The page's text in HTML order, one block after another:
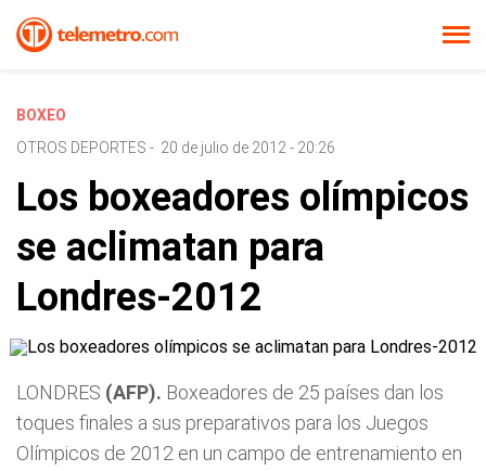
BOXEO
OTROS DEPORTES - 20 de julio de 2012 - 20:26
Los boxeadores olímpicos
se aclimatan para
Londres-2012
LONDRES (AFP). Boxeadores de 25 países dan los
toques finales a sus preparativos para los Juegos
Olímpicos de 2012 en un campo de entrenamiento en